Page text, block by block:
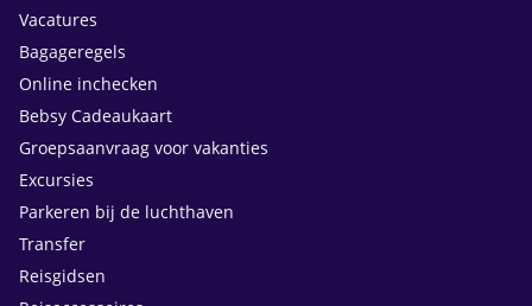
Vacatures
Bagageregels
Online inchecken
Bebsy Cadeaukaart
Groepsaanvraag voor vakanties
Excursies
Parkeren bij de luchthaven
Transfer
Reisgidsen